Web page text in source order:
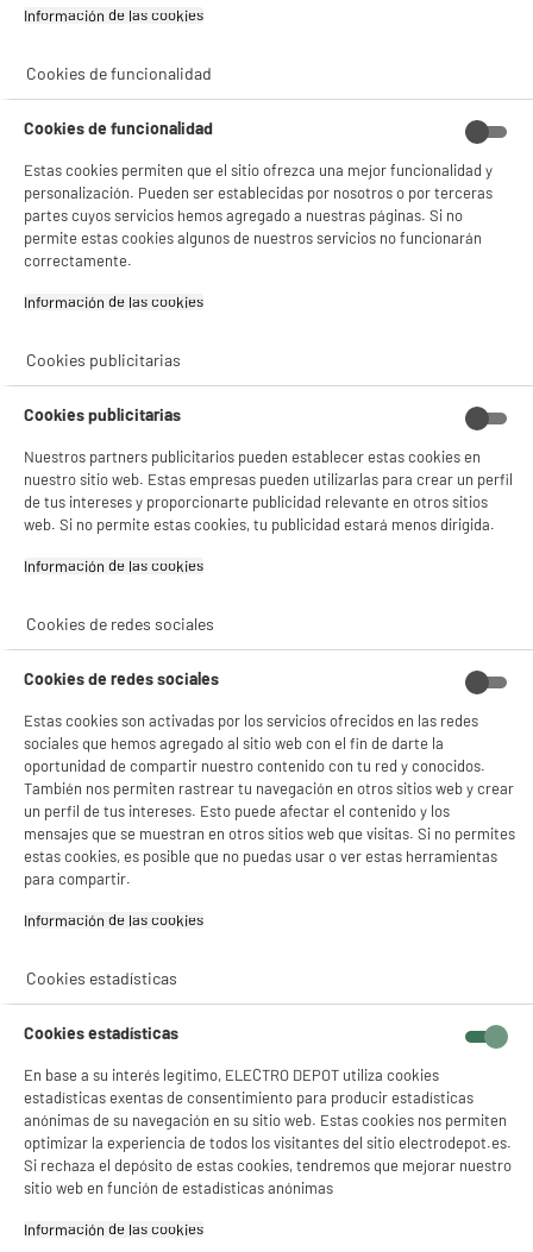
★★★★★
★★★★★
4.5 /5(100)
compare_product
Funda HIGH ONE PC 13-14"
★★★★★
★★★★★
(
BCO 264.1
Presión (bar) : 15 bar
Capacidad del depósito (L) : 1,3 L
149€94
Pago a
★★★★★
★★★★★
4.4/5(69)
Cafetera superautomática DELONGHI ECAM
290.61.B Magnifica Evo LatteCrema
Tipo : Exprés con molinillo
Presión (bar) : 15 bar
Capacidad del depósito (L) : 1,8 L
439
Giradiscos LENCO LS300 BK
Tipo : Tocadiscos con altavoces externos
139
DEPOT
y sus socios utilizan cookies que procesan tus datos personales para:
- compartir contenido adaptado a tus preferencias
- facilitar el intercambio de contenido en las redes sociales
Consulta la política de cookies.
Si aceptas, la experiencia será aún mejor. Si no acepta, se utilizarán cookies
estadísticas anónimas basadas en tu navegación. Puedes oponerte a su uso
gestionando sus cookies.
Información de las cookies‎
Cookies de funcionalidad
Cookies de funcionalidad
Estas cookies permiten que el sitio ofrezca una mejor funcionalidad y
personalización. Pueden ser establecidas por nosotros o por terceras
partes cuyos servicios hemos agregado a nuestras páginas. Si no
permite estas cookies algunos de nuestros servicios no funcionarán
correctamente.
Información de las cookies‎
Cookies publicitarias
Cookies publicitarias
Nuestros partners publicitarios pueden establecer estas cookies en
nuestro sitio web. Estas empresas pueden utilizarlas para crear un perfil
de tus intereses y proporcionarte publicidad relevante en otros sitios
web. Si no permite estas cookies, tu publicidad estará menos dirigida.
Información de las cookies‎
Cookies de redes sociales
Cookies de redes sociales
Estas cookies son activadas por los servicios ofrecidos en las redes
sociales que hemos agregado al sitio web con el fin de darte la
oportunidad de compartir nuestro contenido con tu red y conocidos.
También nos permiten rastrear tu navegación en otros sitios web y crear
un perfil de tus intereses. Esto puede afectar el contenido y los
mensajes que se muestran en otros sitios web que visitas. Si no permites
estas cookies, es posible que no puedas usar o ver estas herramientas
para compartir.
Información de las cookies‎
Cookies estadísticas
Cookies estadísticas
En base a su interés legítimo, ELECTRO DEPOT utiliza cookies
estadísticas exentas de consentimiento para producir estadísticas
anónimas de su navegación en su sitio web. Estas cookies nos permiten
optimizar la experiencia de todos los visitantes del sitio electrodepot.es.
Si rechaza el depósito de estas cookies, tendremos que mejorar nuestro
sitio web en función de estadísticas anónimas
Información de las cookies‎